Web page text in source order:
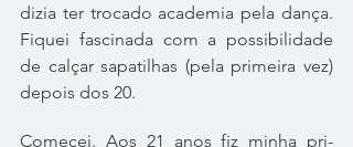
dizia ter tro­cado aca­de­mia pela dança.
Fiquei fas­ci­nada com a pos­si­bi­li­dade
de cal­çar sapa­ti­lhas (pela pri­meira vez)
depois dos 20.
Comecei. Aos 21 anos fiz minha pri­